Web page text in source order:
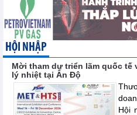
HỘI NHẬP
Mời tham dự triển lãm quốc tế
lý nhiệt tại Ấn Độ
Hội